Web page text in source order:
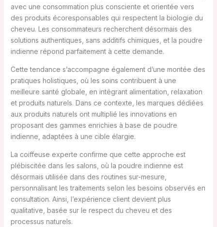
avec une consommation plus consciente et orientée vers
des produits écoresponsables qui respectent la biologie du
cheveu. Les consommateurs recherchent désormais des
solutions authentiques, sans additifs chimiques, et la poudre
indienne répond parfaitement à cette demande.
Cette tendance s’accompagne également d’une montée des
pratiques holistiques, où les soins contribuent à une
meilleure santé globale, en intégrant alimentation, relaxation
et produits naturels. Dans ce contexte, les marques dédiées
aux produits naturels ont multiplié les innovations en
proposant des gammes enrichies à base de poudre
indienne, adaptées à une cible élargie.
La coiffeuse experte confirme que cette approche est
plébiscitée dans les salons, où la poudre indienne est
désormais utilisée dans des routines sur-mesure,
personnalisant les traitements selon les besoins observés en
consultation. Ainsi, l’expérience client devient plus
qualitative, basée sur le respect du cheveu et des
processus naturels.